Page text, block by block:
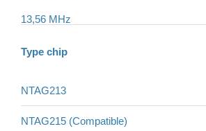
Social tags
Review producten
13,56 MHz
Type chip
NTAG213
NTAG215 (Compatible)